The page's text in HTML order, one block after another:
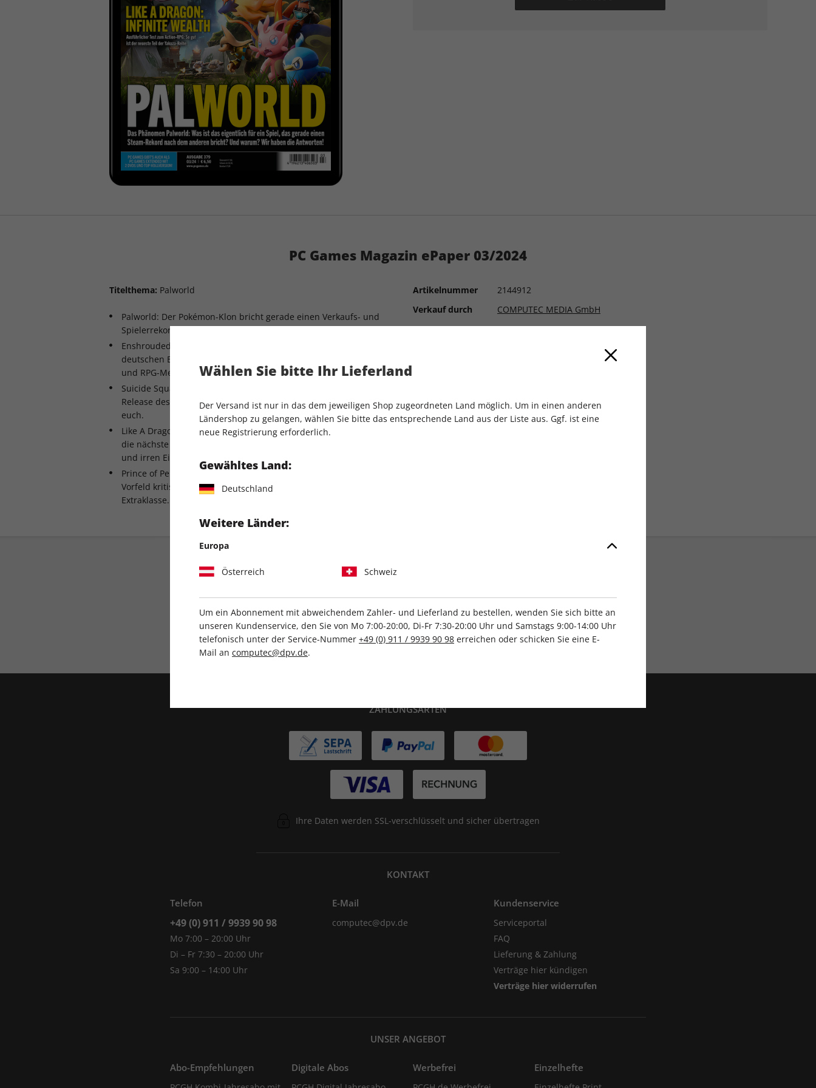
PC Games Magazin ePaper 03/2024
Titelthema: Palworld
Palworld: Der Pokémon-Klon bricht gerade einen Verkaufs- und
Spielerrekord nach dem anderen – wir verraten, worum es geht.
Enshrouded im Early-Access-Check: Der neue Titel der
deutschen Entwickler Keen Games kombiniert Survival mit Zelda-
und RPG-Mechaniken.
Suicide Squad: Kill the Justice League – wir haben passend zum
Release des Rocksteady-Superhelden-Shooters alle Infos für
euch.
Like A Dragon: Infinite Wealth im Test: Die Yakuza-Reihe geht in
die nächste Runde – und überzeugt mit Action-RPG-Kämpfen
und irren Einfällen.
Prince of Persia: The Lost Crown – im Test zeigt sich das im
Vorfeld kritisierte Ubisoft-Spiel als ein Metroidvania der
Extraklasse.
Artikelnummer
2144912
Verkauf durch
COMPUTEC MEDIA GmbH
IHRE ABO-VORTEILE
Direkt vom Verlag Tolle Prämien Gratis Versand Exklusive Rabatte
ZAHLUNGSARTEN
Ihre Daten werden SSL-verschlüsselt und sicher übertragen
KONTAKT
Telefon
+49 (0) 911 / 9939 90 98
Mo 7:00 – 20:00 Uhr
Di – Fr 7:30 – 20:00 Uhr
Sa 9:00 – 14:00 Uhr
E-Mail
computec@dpv.de
Kundenservice
Serviceportal
FAQ
Lieferung & Zahlung
Verträge hier kündigen
Verträge hier widerrufen
UNSER ANGEBOT
Abo-Empfehlungen Digitale Abos Werbefrei Einzelhefte
Wählen Sie bitte Ihr Lieferland
Der Versand ist nur in das dem jeweiligen Shop zugeordneten Land möglich. Um in einen anderen
Ländershop zu gelangen, wählen Sie bitte das entsprechende Land aus der Liste aus. Ggf. ist eine
neue Registrierung erforderlich.
Gewähltes Land:
Deutschland
Weitere Länder:
Europa
Österreich Schweiz
Um ein Abonnement mit abweichendem Zahler- und Lieferland zu bestellen, wenden Sie sich bitte an
unseren Kundenservice, den Sie von Mo 7:00-20:00, Di-Fr 7:30-20:00 Uhr und Samstags 9:00-14:00 Uhr
telefonisch unter der Service-Nummer +49 (0) 911 / 9939 90 98 erreichen oder schicken Sie eine E-
Mail an computec@dpv.de.